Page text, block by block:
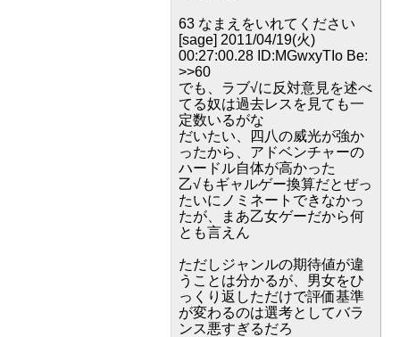
63 なまえをいれてください
[sage] 2011/04/19(火)
00:27:00.28 ID:MGwxyTIo Be:
>>60
でも、ラブ√に反対意見を述べ
てる奴は過去レスを見ても一
定数いるがな
だいたい、四八の威光が強か
ったから、アドベンチャーの
ハードル自体が高かった
乙√もギャルゲー換算だとぜっ
たいにノミネートできなかっ
たが、まあ乙女ゲーだから何
とも言えん
ただしジャンルの期待値が違
うことは分かるが、男女をひ
っくり返しただけで評価基準
が変わるのは選考としてバラ
ンス悪すぎるだろ